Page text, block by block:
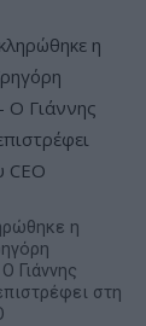
η
Γιάννης
στη